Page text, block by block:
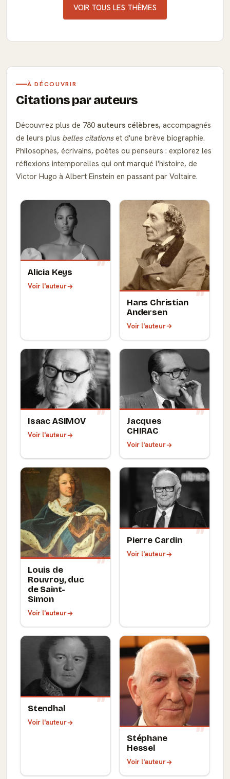
VOIR TOUS LES THÈMES
À DÉCOUVRIR
Citations par auteurs
Découvrez plus de 780 auteurs célèbres, accompagnés
de leurs plus belles citationset d'une brève biographie.
Philosophes, écrivains, poètes ou penseurs : explorez les
réflexions intemporelles qui ont marqué l'histoire, de
Victor Hugo à Albert Einstein en passant par Voltaire.
Alicia Keys
Voir l'auteur
Hans Christian
Andersen
Voir l'auteur
Isaac ASIMOV
Voir l'auteur
Jacques
CHIRAC
Voir l'auteur
Louis de
Rouvroy, duc
de Saint-
Simon
Voir l'auteur
Pierre Cardin
Voir l'auteur
Stendhal
Voir l'auteur
Stéphane
Hessel
Voir l'auteur